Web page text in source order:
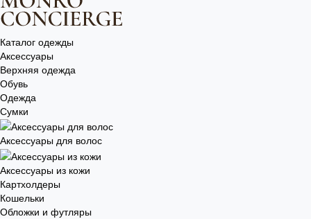
Каталог одежды
Аксессуары
Верхняя одежда
Обувь
Одежда
Сумки
Аксессуары для волос
Аксессуары из кожи
Картхолдеры
Кошельки
Обложки и футляры